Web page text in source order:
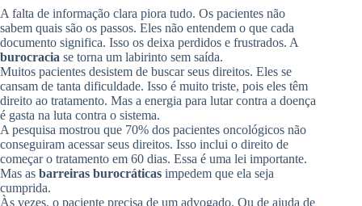
A falta de informação clara piora tudo. Os pacientes não
sabem quais são os passos. Eles não entendem o que cada
documento significa. Isso os deixa perdidos e frustrados. A
burocracia se torna um labirinto sem saída.
Muitos pacientes desistem de buscar seus direitos. Eles se
cansam de tanta dificuldade. Isso é muito triste, pois eles têm
direito ao tratamento. Mas a energia para lutar contra a doença
é gasta na luta contra o sistema.
A pesquisa mostrou que 70% dos pacientes oncológicos não
conseguiram acessar seus direitos. Isso inclui o direito de
começar o tratamento em 60 dias. Essa é uma lei importante.
Mas as barreiras burocráticas impedem que ela seja
cumprida.
Às vezes, o paciente precisa de um advogado. Ou de ajuda de